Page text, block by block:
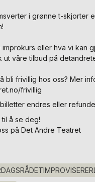
i grønne t-skjorter
improkurs eller hva vi kan
ut våre tilbud på
bli frivillig hos oss? Mer
frivillig
endres eller
å se deg!
på Det Andre Teatret